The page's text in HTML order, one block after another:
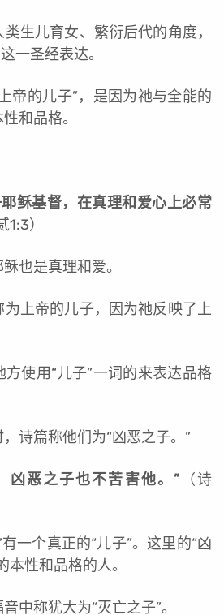
生儿育女、繁衍后代的角度，
一圣经表达。
帝的儿子”，是因为祂与全能的
和品格。
稣基督，在真理和爱心上必常
1:3）
也是真理和爱。
上帝的儿子，因为祂反映了上
使用“儿子”一词的来表达品格
诗篇称他们为“凶恶之子。”
凶恶之子也不苦害他。”（诗
一个真正的“儿子”。这里的“凶
本性和品格的人。
中称犹大为“灭亡之子”。